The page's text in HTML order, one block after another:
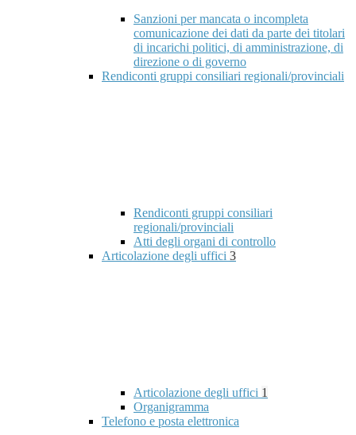
Sanzioni per mancata o incompleta
comunicazione dei dati da parte dei titolari
di incarichi politici, di amministrazione, di
direzione o di governo
Rendiconti gruppi consiliari regionali/provinciali
Rendiconti gruppi consiliari
regionali/provinciali
Atti degli organi di controllo
Articolazione degli uffici 3
Articolazione degli uffici 1
Organigramma
Telefono e posta elettronica